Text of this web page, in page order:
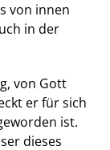
von innen
in der
von Gott
er für sich
ist.
dieses